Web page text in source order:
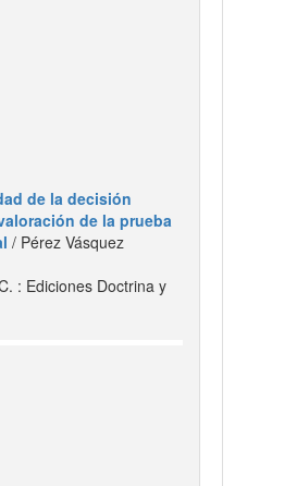
de la decisión
de la prueba
/ Pérez Vásquez
: Ediciones Doctrina y